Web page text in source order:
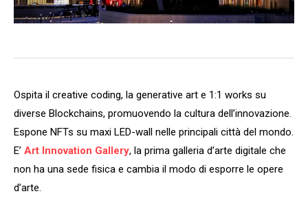
Ospita il creative coding, la generative art e 1:1 works su
diverse Blockchains, promuovendo la cultura dell’innovazione.
Espone NFTs su maxi LED-wall nelle principali città del mondo.
E’ Art Innovation Gallery, la prima galleria d’arte digitale che
non ha una sede fisica e cambia il modo di esporre le opere
d’arte.